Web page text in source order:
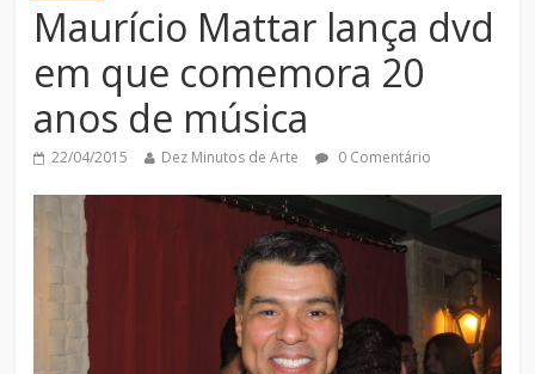
Maurício Mattar lança dvd
em que comemora 20
anos de música
22/04/2015 Dez Minutos de Arte 0 Comentário